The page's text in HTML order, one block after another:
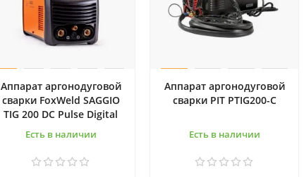
Аппарат аргонодуговой
сварки FoxWeld SAGGIO
TIG 200 DC Pulse Digital
Есть в наличии
Аппарат аргонодуговой
сварки PIT PTIG200-C
Есть в наличии